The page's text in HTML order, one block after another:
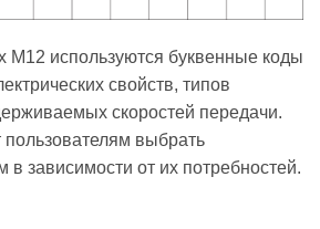
M12 используются буквенные коды
свойств, типов
скоростей передачи.
выбрать
зависимости от их потребностей.